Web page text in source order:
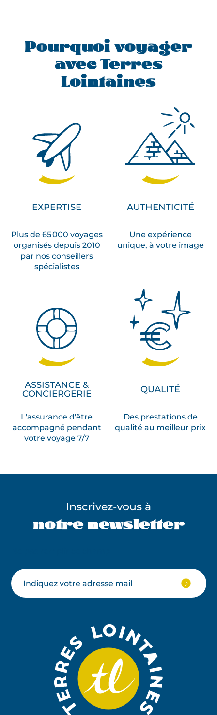
Pourquoi voyager
avec Terres
Lointaines
EXPERTISE
Plus de 65 000 voyages
organisés depuis 2010
par nos conseillers
spécialistes
AUTHENTICITÉ
Une expérience
unique, à votre image
ASSISTANCE &
CONCIERGERIE
L'assurance d'être
accompagné pendant
votre voyage 7/7
QUALITÉ
Des prestations de
qualité au meilleur prix
Inscrivez-vous à
notre newsletter
Votre
email
JE